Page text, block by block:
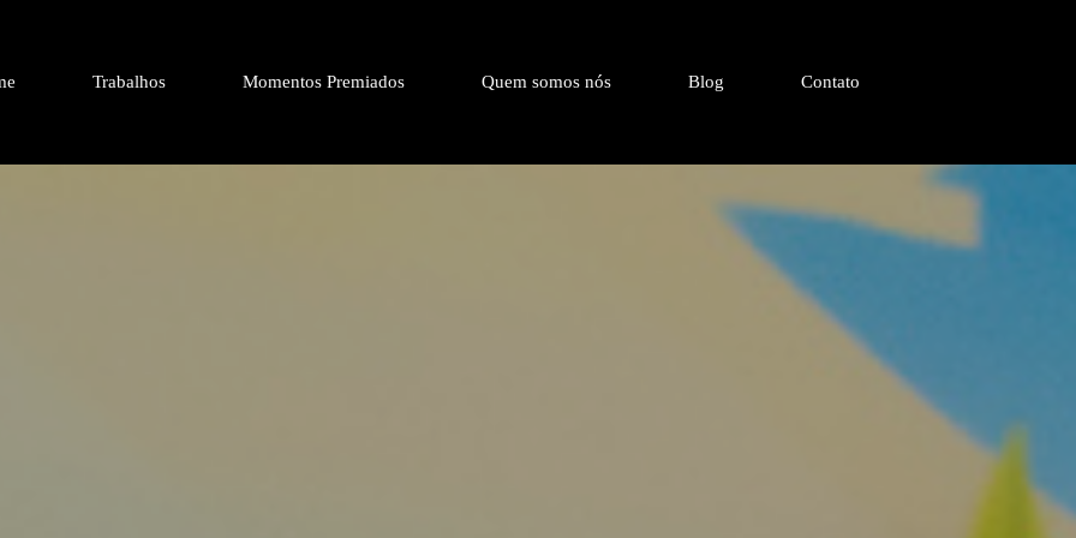
Trabalhos Momentos Premiados Quem somos nós Blog Contato